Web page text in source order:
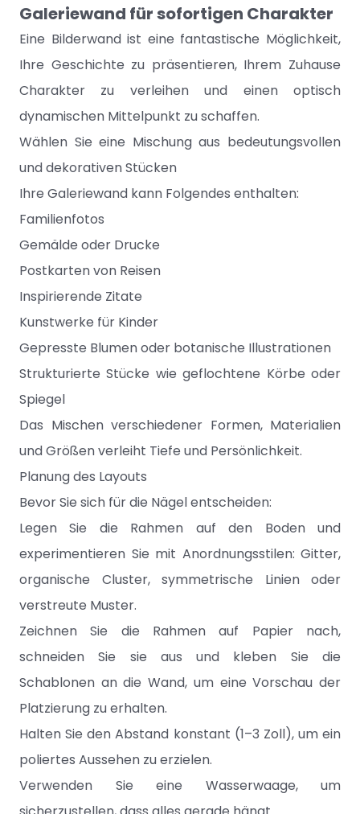
Galeriewand für sofortigen Charakter
Eine Bilderwand ist eine fantastische Möglichkeit,
Ihre Geschichte zu präsentieren, Ihrem Zuhause
Charakter zu verleihen und einen optisch
dynamischen Mittelpunkt zu schaffen.
Wählen Sie eine Mischung aus bedeutungsvollen
und dekorativen Stücken
Ihre Galeriewand kann Folgendes enthalten:
Familienfotos
Gemälde oder Drucke
Postkarten von Reisen
Inspirierende Zitate
Kunstwerke für Kinder
Gepresste Blumen oder botanische Illustrationen
Strukturierte Stücke wie geflochtene Körbe oder
Spiegel
Das Mischen verschiedener Formen, Materialien
und Größen verleiht Tiefe und Persönlichkeit.
Planung des Layouts
Bevor Sie sich für die Nägel entscheiden:
Legen Sie die Rahmen auf den Boden und
experimentieren Sie mit Anordnungsstilen: Gitter,
organische Cluster, symmetrische Linien oder
verstreute Muster.
Zeichnen Sie die Rahmen auf Papier nach,
schneiden Sie sie aus und kleben Sie die
Schablonen an die Wand, um eine Vorschau der
Platzierung zu erhalten.
Halten Sie den Abstand konstant (1–3 Zoll), um ein
poliertes Aussehen zu erzielen.
Verwenden Sie eine Wasserwaage, um